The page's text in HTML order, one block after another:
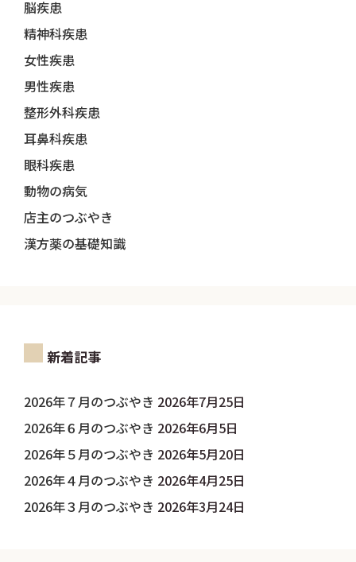
脳疾患
精神科疾患
女性疾患
男性疾患
整形外科疾患
耳鼻科疾患
眼科疾患
動物の病気
店主のつぶやき
漢方薬の基礎知識
新着記事
2026年７月のつぶやき 2026年7月25日
2026年６月のつぶやき 2026年6月5日
2026年５月のつぶやき 2026年5月20日
2026年４月のつぶやき 2026年4月25日
2026年３月のつぶやき 2026年3月24日